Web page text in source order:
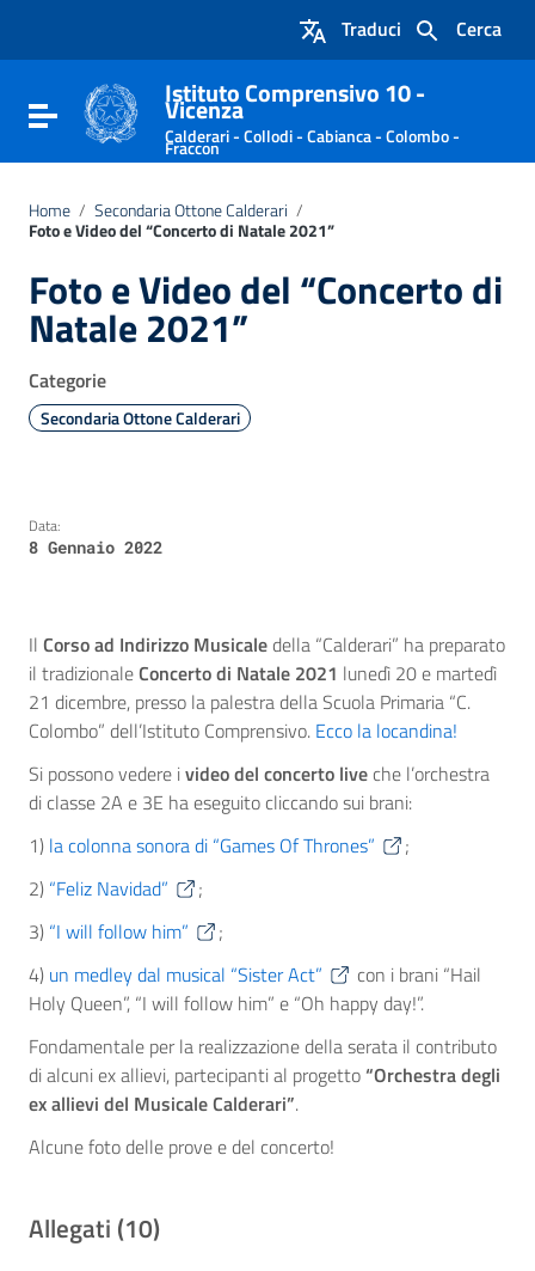
Vai al footer
Cerca
Traduci
Attiva / disattiva la navigazione
Istituto Comprensivo 10 -
Vicenza
Calderari - Collodi - Cabianca - Colombo -
Fraccon
Home / Secondaria Ottone Calderari /
Foto e Video del “Concerto di Natale 2021”
Foto e Video del “Concerto di
Natale 2021”
Categorie
Secondaria Ottone Calderari
Data:
8 Gennaio 2022
Il Corso ad Indirizzo Musicaledella “Calderari” ha preparato
il tradizionaleConcerto di Natale 2021 lunedì 20 e martedì
21 dicembre, presso la palestra della Scuola Primaria “C.
Colombo” dell’Istituto Comprensivo. Ecco la locandina!
Si possono vedere ivideo del concerto live che l’orchestra
di classe 2A e 3E ha eseguito cliccando sui brani:
1) la colonna sonora di “Games Of Thrones”
;
2) “Feliz Navidad”
;
3) “I will follow him”
;
4) un medley dal musical “Sister Act”
con i brani “Hail
Holy Queen”, “I will follow him” e “Oh happy day!”.
Fondamentale per la realizzazione della serata il contributo
di alcuni ex allievi, partecipanti al progetto“Orchestra degli
ex allievi del Musicale Calderari”.
Alcune foto delle prove e del concerto!
Allegati (10)